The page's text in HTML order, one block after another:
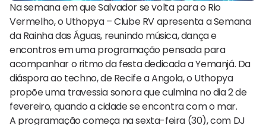
Na semana em que Salvador se volta para o Rio
Vermelho, o Uthopya – Clube RV apresenta a Semana
da Rainha das Águas, reunindo música, dança e
encontros em uma programação pensada para
acompanhar o ritmo da festa dedicada a Yemanjá. Da
diáspora ao techno, de Recife a Angola, o Uthopya
propõe uma travessia sonora que culmina no dia 2 de
fevereiro, quando a cidade se encontra com o mar.
A programação começa na sexta-feira (30), com DJ